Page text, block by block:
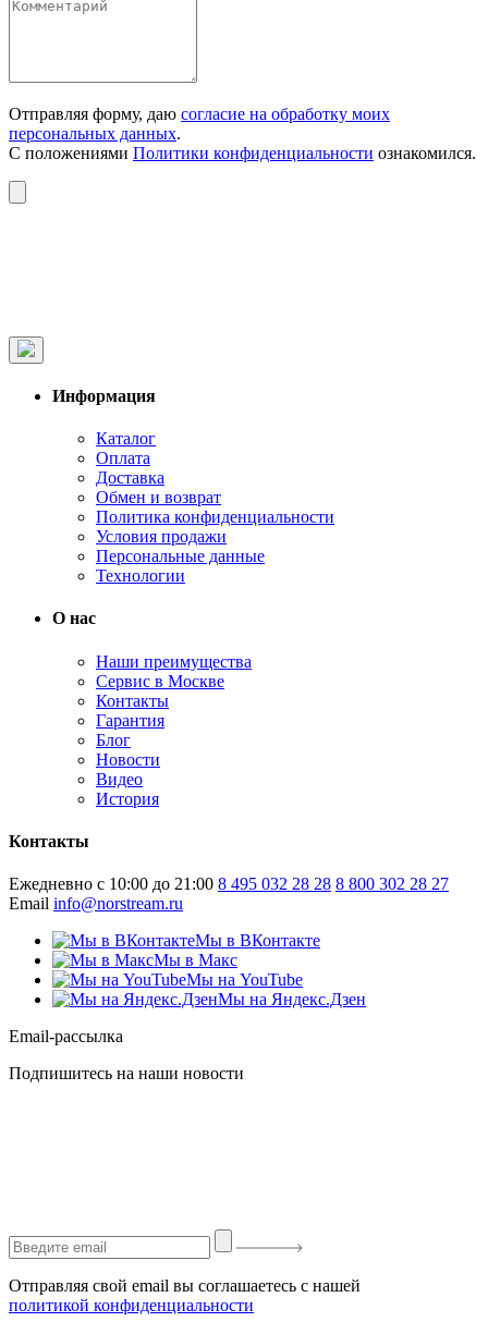
Отправляя форму, даю согласие на обработку моих
персональных данных.
С положениями Политики конфиденциальности ознакомился.
Информация
Каталог
Оплата
Доставка
Обмен и возврат
Политика конфиденциальности
Условия продажи
Персональные данные
Технологии
О нас
Наши преимущества
Сервис в Москве
Контакты
Гарантия
Блог
Новости
Видео
История
Контакты
Ежедневно с 10:00 до 21:00 8 495 032 28 28 8 800 302 28 27
Email info@norstream.ru
Мы в ВКонтакте
Мы в Макс
Мы на YouTube
Мы на Яндекс.Дзен
Email-рассылка
Подпишитесь на наши новости
Отправляя свой email вы соглашаетесь с нашей
политикой конфиденциальности